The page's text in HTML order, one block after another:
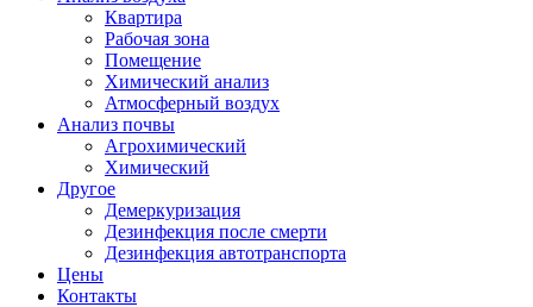
Квартира
Рабочая зона
Помещение
Химический анализ
Атмосферный воздух
Анализ почвы
Агрохимический
Химический
Другое
Демеркуризация
Дезинфекция после смерти
Дезинфекция автотранспорта
Цены
Контакты